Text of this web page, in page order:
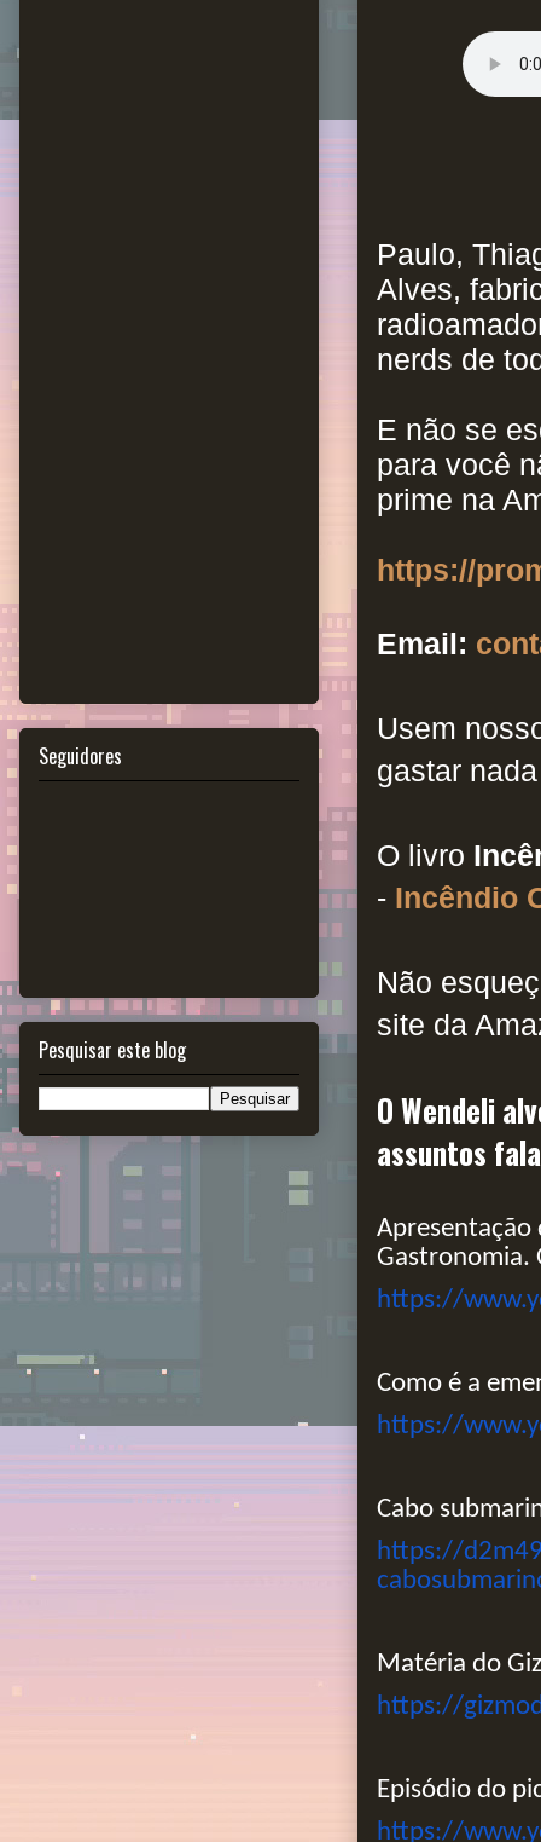
Paulo,
Alves,
nerds de
E não se
para você
prime na
https://
Email:
Usem
gastar
O livro
- Incêndio
Não
site da
O Wendeli
assuntos
Apresentação
Gastronomia.
https://
Como é a
https://
Cabo
https://
Matéria do
https://
Episódio do
https://
Seguidores
Pesquisar este blog